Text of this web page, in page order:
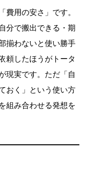
費用の安さ」です。
分で搬出できる・期
揃わないと使い勝手
頼したほうがトータ
現実です。ただ「自
おく」という使い方
組み合わせる発想を